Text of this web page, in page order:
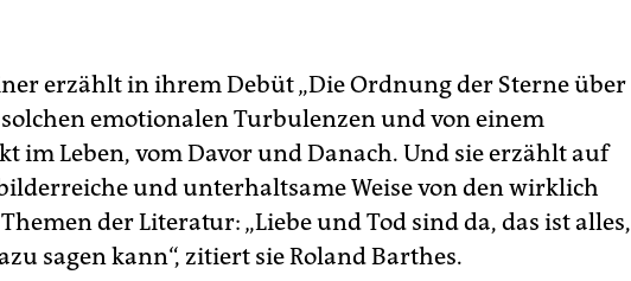
erzählt in ihrem Debüt „Die Ordnung der Sterne über
solchen emotionalen Turbulenzen und von einem
im Leben, vom Davor und Danach. Und sie erzählt auf
und unterhaltsame Weise von den wirklich
der Literatur: „Liebe und Tod sind da, das ist alles,
sagen kann“, zitiert sie Roland Barthes.